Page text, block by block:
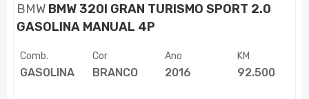
BMW BMW 320I GRAN TURISMO SPORT 2.0
GASOLINA MANUAL 4P
Comb.
GASOLINA
Cor
BRANCO
Ano
2016
KM
92.500